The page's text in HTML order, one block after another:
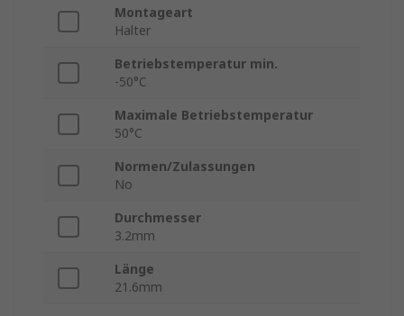
Montageart
Halter
Betriebstemperatur min.
-50°C
Maximale Betriebstemperatur
50°C
Normen/Zulassungen
No
Durchmesser
3.2mm
Länge
21.6mm